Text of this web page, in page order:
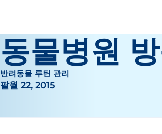
동물병원
반려동물 루틴 관리
팔월 22, 2015